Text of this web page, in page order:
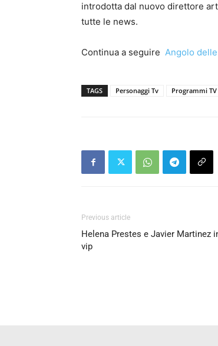
introdotta dal nuovo direttore
tutte le news.
Continua a seguire Angolo
TAGS Personaggi Tv Programmi TV
Previous article
Helena Prestes e Javier Martinez
vip